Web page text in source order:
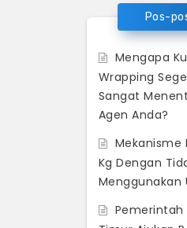
Pos-
Mengapa
Wrapping
Sangat
Agen Anda?
Mekanisme
Kg Dengan
Menggunakan
Pemerintah